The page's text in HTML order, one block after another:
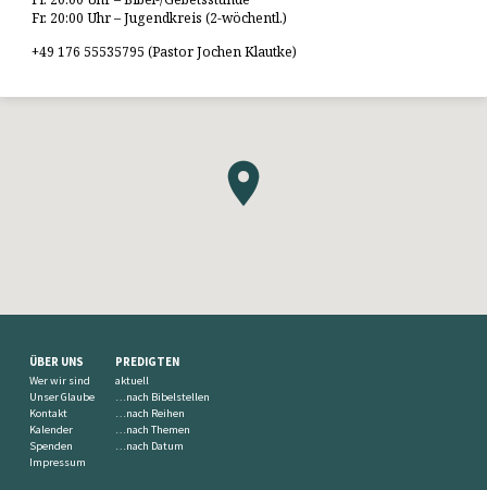
Fr. 20:00 Uhr – Jugendkreis (2-wöchentl.)
+49 176 55535795 (Pastor Jochen Klautke)
ÜBER UNS
Wer wir sind
Unser Glaube
Kontakt
Kalender
Spenden
Impressum
PREDIGTEN
aktuell
…nach Bibelstellen
…nach Reihen
…nach Themen
…nach Datum